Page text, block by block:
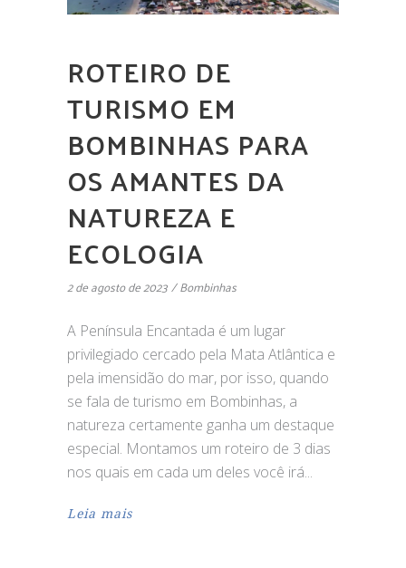
ROTEIRO DE
TURISMO EM
BOMBINHAS PARA
OS AMANTES DA
NATUREZA E
ECOLOGIA
2 de agosto de 2023 Bombinhas
A Península Encantada é um lugar
privilegiado cercado pela Mata Atlântica e
pela imensidão do mar, por isso, quando
se fala de turismo em Bombinhas, a
natureza certamente ganha um destaque
especial. Montamos um roteiro de 3 dias
nos quais em cada um deles você irá
Leia mais